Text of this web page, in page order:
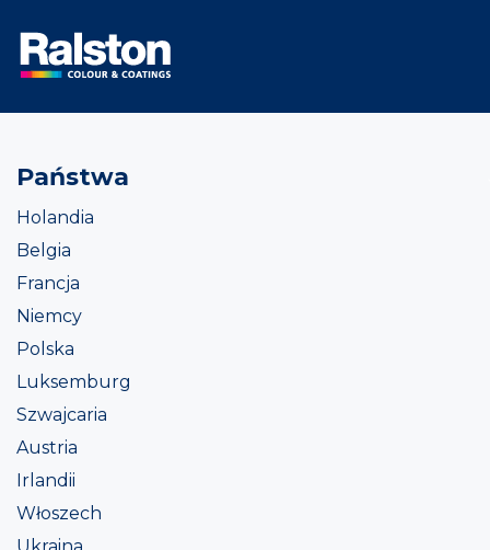
Państwa
Holandia
Belgia
Francja
Niemcy
Polska
Luksemburg
Szwajcaria
Austria
Irlandii
Włoszech
Ukraina